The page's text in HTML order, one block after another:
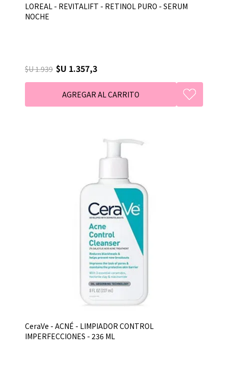
LOREAL - REVITALIFT - RETINOL PURO - SERUM
NOCHE
$U 1.939 $U 1.357,3
CeraVe - ACNÉ - LIMPIADOR CONTROL
IMPERFECCIONES - 236 ML